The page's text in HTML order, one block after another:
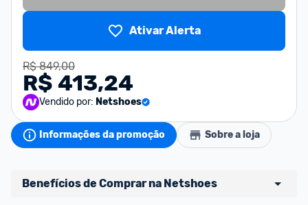
Ativar Alerta
R$ 849,00
R$ 413,24
Vendido por: Netshoes
Informações da promoção Sobre a loja
Benefícios de Comprar na Netshoes